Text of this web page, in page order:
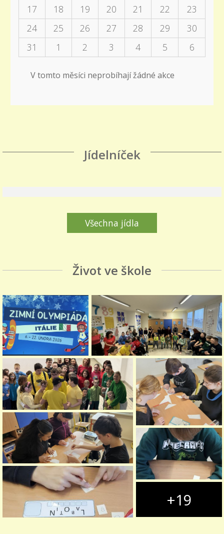
17 18 19 20 21 22
23
24
25 26 27 28 29
30
31
1 2 3 4 5 6
V tomto měsíci neprobíhají žádné akce
Jídelníček
Všechna jídla
Život ve škole
+19